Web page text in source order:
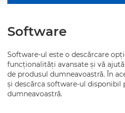
Software
Software-ul este o descărcare
funcţionalităţi avansate şi vă
de produsul dumneavoastră. În
şi descărca software-ul disponibil
dumneavoastră.